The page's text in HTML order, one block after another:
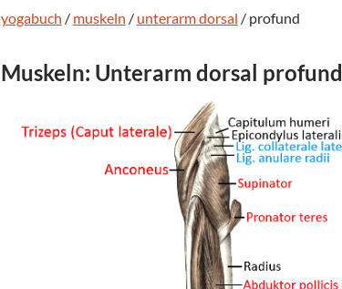
yogabuch / muskeln / unterarm dorsal / profund
Muskeln: Unterarm dorsal profund